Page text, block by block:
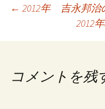
投
稿
ナ
← 2012年 吉永邦治
2012
コメントを残